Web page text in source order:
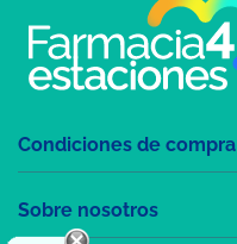
Condiciones de compra
Sobre nosotros